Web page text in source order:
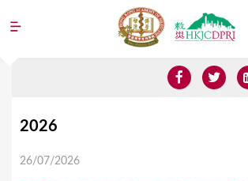
Jump to navigation
Y
2026
26/07/2026